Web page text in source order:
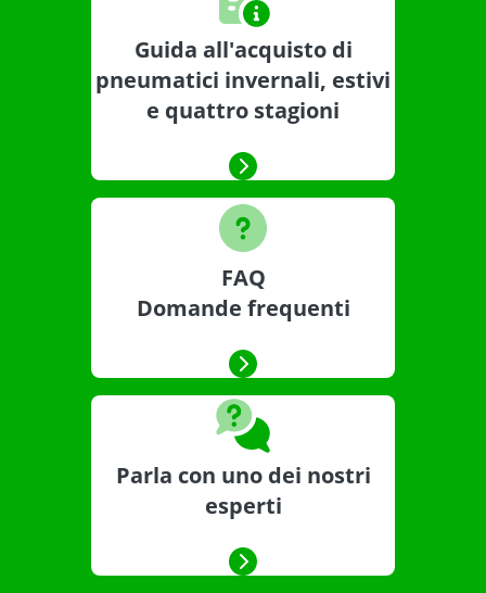
Guida all'acquisto di
pneumatici invernali, estivi
e quattro stagioni
FAQ
Domande frequenti
Parla con uno dei nostri
esperti